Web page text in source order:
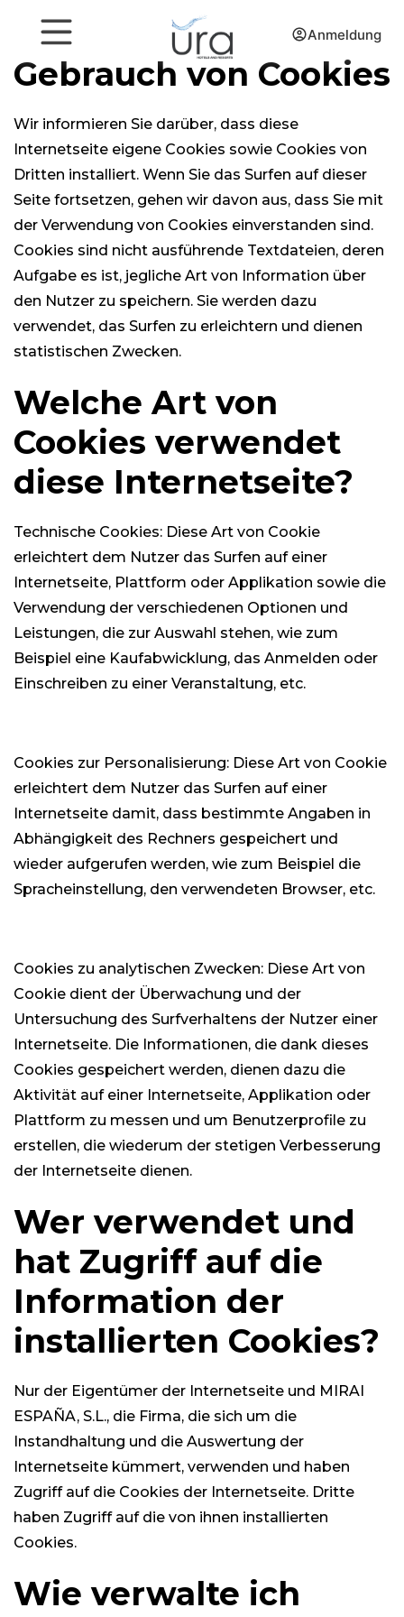
Anmeldung
Gebrauch von Cookies
Wir informieren Sie darüber, dass diese
Internetseite eigene Cookies sowie Cookies von
Dritten installiert. Wenn Sie das Surfen auf dieser
Seite fortsetzen, gehen wir davon aus, dass Sie mit
der Verwendung von Cookies einverstanden sind.
Cookies sind nicht ausführende Textdateien, deren
Aufgabe es ist, jegliche Art von Information über
den Nutzer zu speichern. Sie werden dazu
verwendet, das Surfen zu erleichtern und dienen
statistischen Zwecken.
Welche Art von
Cookies verwendet
diese Internetseite?
Technische Cookies: Diese Art von Cookie
erleichtert dem Nutzer das Surfen auf einer
Internetseite, Plattform oder Applikation sowie die
Verwendung der verschiedenen Optionen und
Leistungen, die zur Auswahl stehen, wie zum
Beispiel eine Kaufabwicklung, das Anmelden oder
Einschreiben zu einer Veranstaltung, etc.
Cookies zur Personalisierung: Diese Art von Cookie
erleichtert dem Nutzer das Surfen auf einer
Internetseite damit, dass bestimmte Angaben in
Abhängigkeit des Rechners gespeichert und
wieder aufgerufen werden, wie zum Beispiel die
Spracheinstellung, den verwendeten Browser, etc.
Cookies zu analytischen Zwecken: Diese Art von
Cookie dient der Überwachung und der
Untersuchung des Surfverhaltens der Nutzer einer
Internetseite. Die Informationen, die dank dieses
Cookies gespeichert werden, dienen dazu die
Aktivität auf einer Internetseite, Applikation oder
Plattform zu messen und um Benutzerprofile zu
erstellen, die wiederum der stetigen Verbesserung
der Internetseite dienen.
Wer verwendet und
hat Zugriff auf die
Information der
installierten Cookies?
Nur der Eigentümer der Internetseite und MIRAI
ESPAÑA, S.L., die Firma, die sich um die
Instandhaltung und die Auswertung der
Internetseite kümmert, verwenden und haben
Zugriff auf die Cookies der Internetseite. Dritte
haben Zugriff auf die von ihnen installierten
Cookies.
Wie verwalte ich